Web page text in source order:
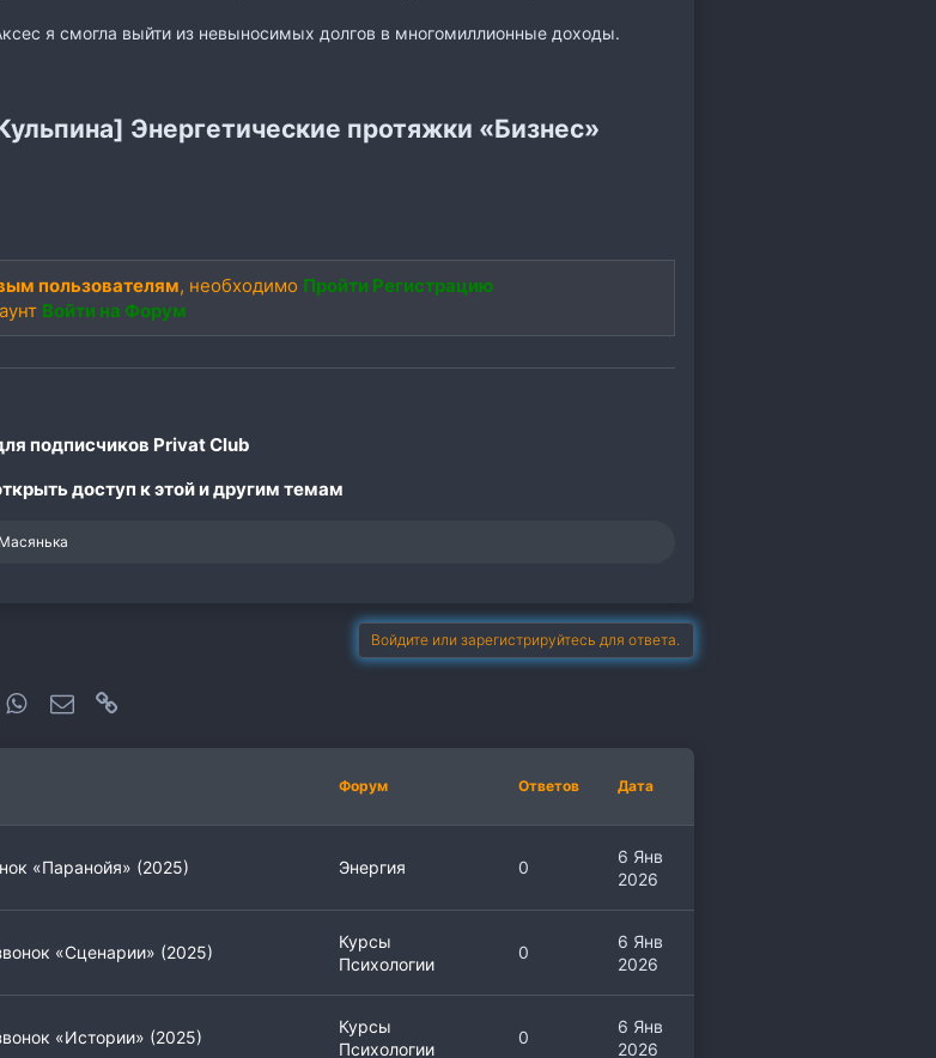
я смогла выйти из невыносимых долгов в многомиллионные доходы.
Энергетические протяжки «Бизнес»
пользователям, необходимо Пройти Регистрацию
Войти на Форум
подписчиков Privat Club
доступ к этой и другим темам
Масянька
Войдите или зарегистрируйтесь для ответа.
WhatsAppЭлектронная почта
Форум Ответов Дата
«Паранойя» (2025) Энергия 0
6 Янв
2026
«Сценарии» (2025)
Курсы
Психологии
0
6 Янв
2026
«Истории» (2025)
Курсы
Психологии
0
6 Янв
2026